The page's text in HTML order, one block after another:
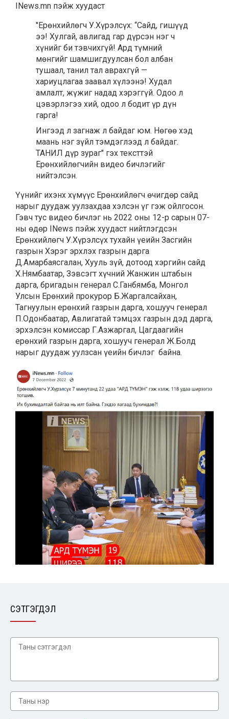
INews.mn пэйж хуудаст
"Ерөнхийлөгч У.Хүрэлсүх: “Сайд, гишүүд
ээ! Хулгай, авлигад гар дүрсэн нэг ч
хүнийг би тэвчихгүй! Ард түмний
мөнгийг шамшигдуулсан бол албан
тушаал, танил тал аврахгүй —
хариуцлагаа заавал хүлээнэ! Худал
амлалт, жүжиг надад хэрэггүй. Одоо л
цэвэрлэгээ хий, одоо л бодит үр дүн
гарга!
Ингээд л загнаж л байдаг юм. Нөгөө хэд
маань нэг зүйл тэмдэглээд л байдаг.
ТАНИЛ дүр зураг" гэх тексттэй
Ерөнхийлөгчийн видео бичлэгийг
нийтэлсэн.
Үүнийг ихэнх хүмүүс Ерөнхийлөгч өчигдөр сайд
нарыг дуудаж уулзахдаа хэлсэн үг гэж ойлгосон.
Гэвч тус видео бичлэг нь 2022 оны 12-р сарын 07-
ны өдөр INews пэйж хуудаст нийтлэгдсэн
Ерөнхийлөгч У.Хүрэлсүх тухайн үеийн Засгийн
газрын Хэрэг эрхлэх газрын дарга
Д.Амарбаясгалан, Хууль зүй, дотоод хэргийн сайд
Х.Нямбаатар, Зэвсэгт хүчний Жанжин штабын
дарга, бригадын генерал С.Ганбямба, Монгол
Улсын Ерөнхий прокурор Б.Жаргалсайхан,
Тагнуулын ерөнхий газрын дарга, хошууч генерал
П.Одонбаатар, Авлигатай тэмцэх газрын дэд дарга,
эрхэлсэн комиссар Г.Азжаргал, Цагдаагийн
ерөнхий газрын дарга, хошууч генерал Ж.Болд
нарыг дуудаж уулзсан үеийн бичлэг байна.
СЭТГЭГДЭЛ